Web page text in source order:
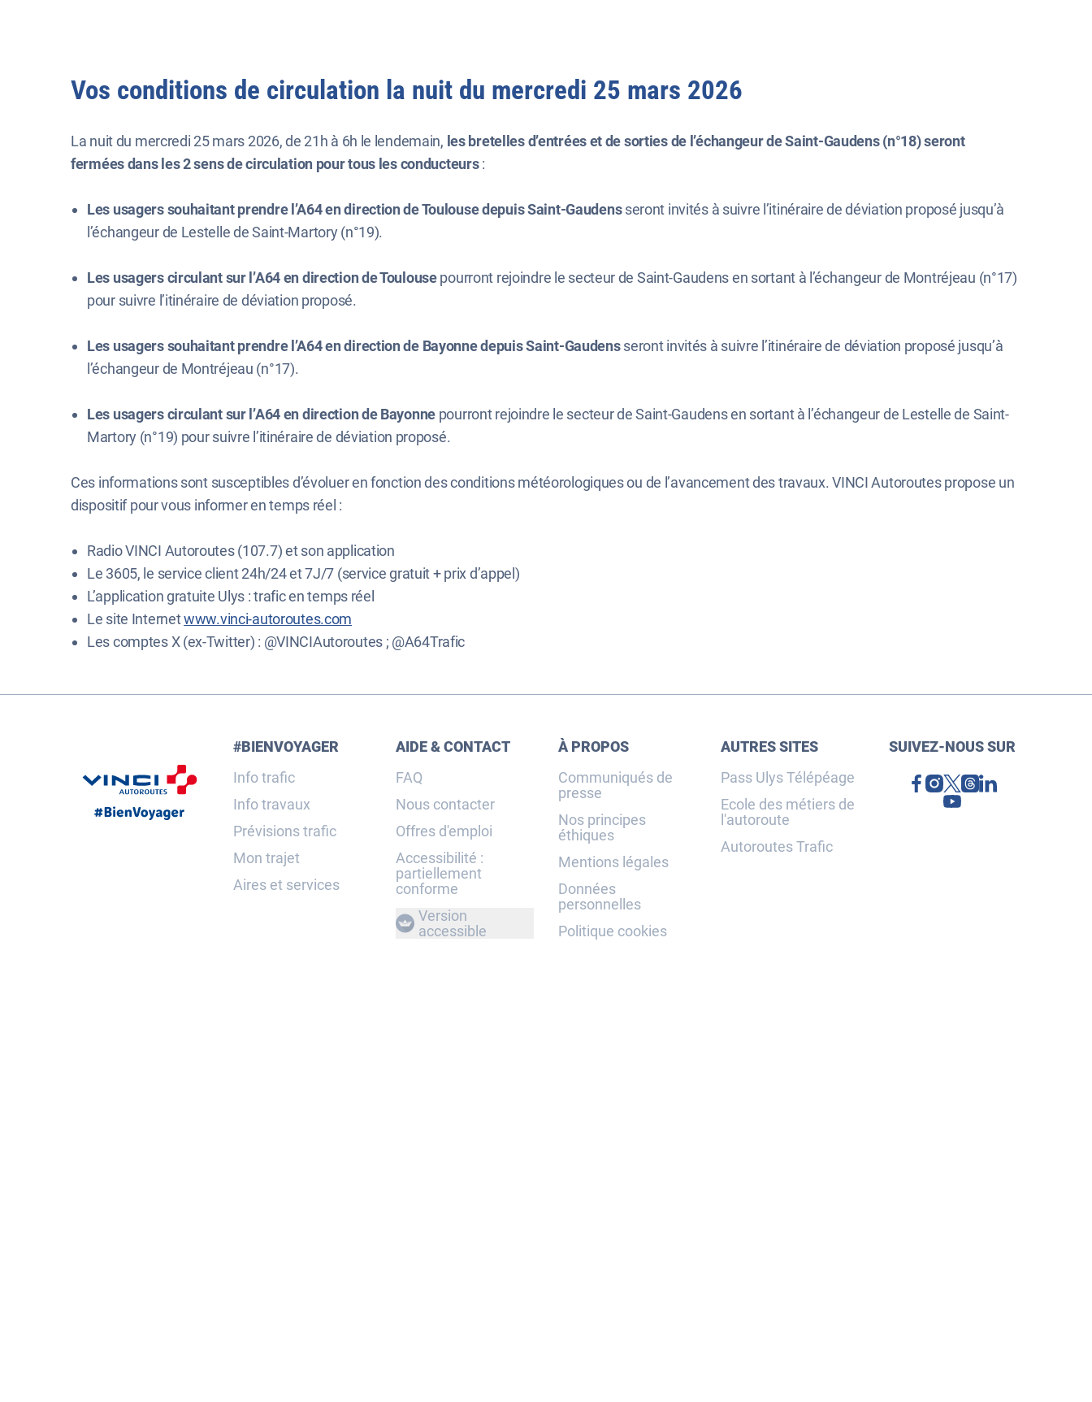
Vos conditions de circulation la nuit du mercredi 25 mars 2026
La nuit du mercredi 25 mars 2026, de 21h à 6h le lendemain, les bretelles d’entrées et de sorties de l’échangeur de Saint-Gaudens (n°18) seront
fermées dans les 2 sens de circulation pour tous les conducteurs:
Les usagers souhaitant prendre l’A64 en direction de Toulouse depuis Saint-Gaudensseront invités à suivre l’itinéraire de déviation proposé jusqu’à
l’échangeur de Lestelle de Saint-Martory (n°19).
Les usagers circulant sur l’A64 en direction de Toulousepourront rejoindre le secteur de Saint-Gaudens en sortant à l’échangeur de Montréjeau (n°17)
pour suivre l’itinéraire de déviation proposé.
Les usagers souhaitant prendre l’A64 en direction de Bayonne depuis Saint-Gaudensseront invités à suivre l’itinéraire de déviation proposé jusqu’à
l’échangeur de Montréjeau (n°17).
Les usagers circulant sur l’A64 en direction de Bayonne pourront rejoindre le secteur de Saint-Gaudens en sortant à l’échangeur de Lestelle de Saint-
Martory (n°19) pour suivre l’itinéraire de déviation proposé.
Ces informations sont susceptibles d’évoluer en fonction des conditions météorologiques ou de l’avancement des travaux. VINCI Autoroutes propose un
dispositif pour vous informer en temps réel :
Radio VINCI Autoroutes (107.7) et son application
Le 3605, le service client 24h/24 et 7J/7 (service gratuit + prix d’appel)
L’application gratuite Ulys : trafic en temps réel
Le site Internetwww.vinci-autoroutes.com
Les comptes X (ex-Twitter) : @VINCIAutoroutes ; @A64Trafic
#BIENVOYAGER
Info trafic
Info travaux
Prévisions trafic
Mon trajet
Aires et services
AIDE & CONTACT
FAQ
Nous contacter
Offres d'emploi
Accessibilité :
partiellement
conforme
Version
accessible
À PROPOS
Communiqués de
presse
Nos principes
éthiques
Mentions légales
Données
personnelles
Politique cookies
AUTRES SITES
Pass Ulys Télépéage
Ecole des métiers de
l'autoroute
Autoroutes Trafic
SUIVEZ-NOUS SUR